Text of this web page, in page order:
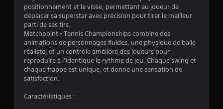
é
o
i
positionnement et la visée, permettant au joueur de
déplacer sa superstar avec précision pour tirer le meilleur
parti de ses tirs.
Matchpoint - Tennis Championships combine des
animations de personnages fluides, une physique de balle
réaliste, et un contrôle amélioré des joueurs pour
reproduire à l’identique le rythme de jeu. Chaque swing et
chaque frappe est unique, et donne une sensation de
satisfaction.
Caractéristiques :